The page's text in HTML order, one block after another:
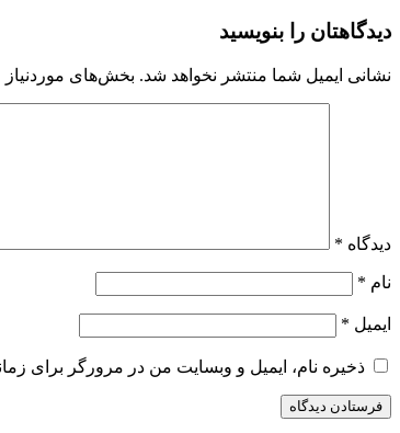
دیدگاهتان را بنویسید
نشانی ایمیل شما منتشر نخواهد شد. بخش‌های
دیدگاه *
نام *
ایمیل *
ذخیره نام، ایمیل و وبسایت من در مرورگر برای